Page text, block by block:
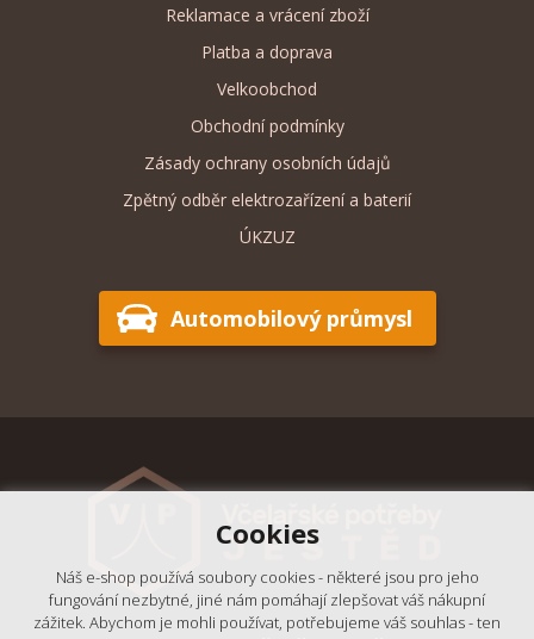
Reklamace a vrácení zboží
Platba a doprava
Velkoobchod
Obchodní podmínky
Zásady ochrany osobních údajů
Zpětný odběr elektrozařízení a baterií
ÚKZUZ
Automobilový průmysl
Cookies
Náš e-shop používá soubory cookies - některé jsou pro jeho
fungování nezbytné, jiné nám pomáhají zlepšovat váš nákupní
zážitek. Abychom je mohli používat, potřebujeme váš souhlas - ten